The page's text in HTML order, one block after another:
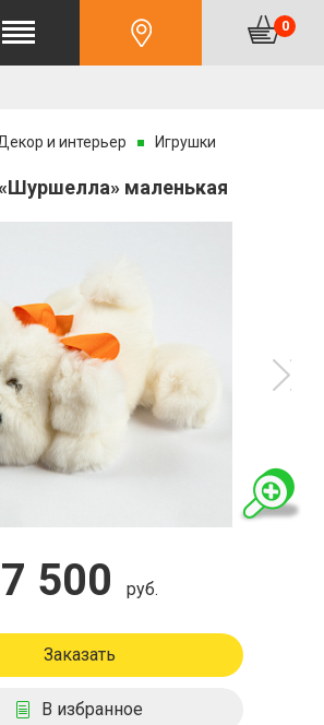
0
и интерьер Игрушки
маленькая
7 500 руб.
Заказать
В избранное